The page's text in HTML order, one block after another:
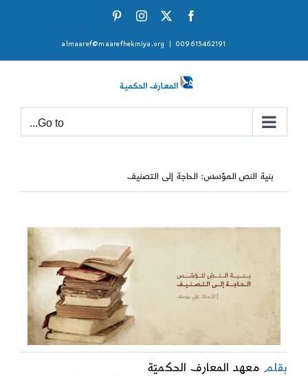
Facebook
X
Instagram
009615462191
almaaref@maarefhekmiya.org
Go to...
بنية النص المؤسس: الحاجة إلى التصنيف
بقلم معهد المعارف الحكميّة